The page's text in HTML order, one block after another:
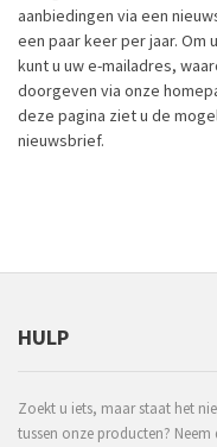
aanbiedingen via een
een paar keer per jaar. Om
kunt u uw e-mailadres,
doorgeven via onze
deze pagina ziet u de
nieuwsbrief.
HULP
Zoekt u iets, maar staat het
tussen onze producten? Neem